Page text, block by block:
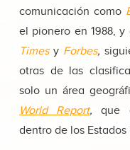
comunicación como
el pionero en 1988, y
Times y Forbes,
otras de las
solo un área
World Report,que
dentro de los Estados